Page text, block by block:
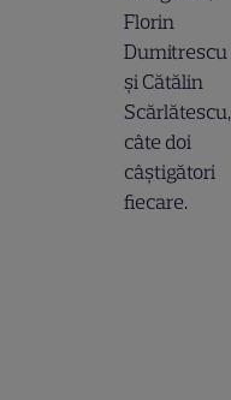
Florin
Dumitrescu
și Cătălin
Scărlătescu,
câte doi
câștigători
fiecare.